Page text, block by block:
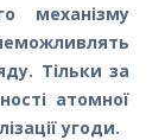
механізму
Тільки за
атомної
угоди.